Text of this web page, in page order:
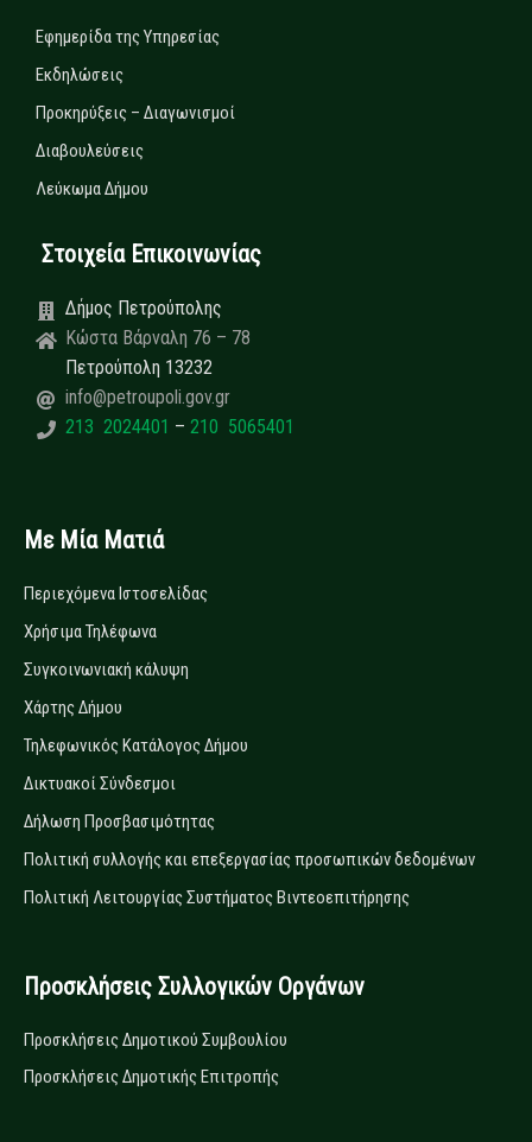
Εφημερίδα της Υπηρεσίας
Εκδηλώσεις
Προκηρύξεις – Διαγωνισμοί
Διαβουλεύσεις
Λεύκωμα Δήμου
Στοιχεία Επικοινωνίας
Δήμος Πετρούπολης
Κώστα Βάρναλη 76 – 78
Πετρούπολη 13232
info@petroupoli.gov.gr
213 2024401 – 210 5065401
Με Μία Ματιά
Περιεχόμενα Ιστοσελίδας
Χρήσιμα Τηλέφωνα
Συγκοινωνιακή κάλυψη
Χάρτης Δήμου
Τηλεφωνικός Κατάλογος Δήμου
Δικτυακοί Σύνδεσμοι
Δήλωση Προσβασιμότητας
Πολιτική συλλογής και επεξεργασίας προσωπικών δεδομένων
Πολιτική Λειτουργίας Συστήματος Βιντεοεπιτήρησης
Προσκλήσεις Συλλογικών Οργάνων
Προσκλήσεις Δημοτικού Συμβουλίου
Προσκλήσεις Δημοτικής Επιτροπής